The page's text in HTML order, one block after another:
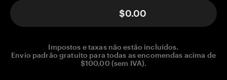
$0.00
Impostos e taxas não estão incluídos.
Envio padrão gratuito para todas as encomendas acima de
$100.00 (sem IVA).